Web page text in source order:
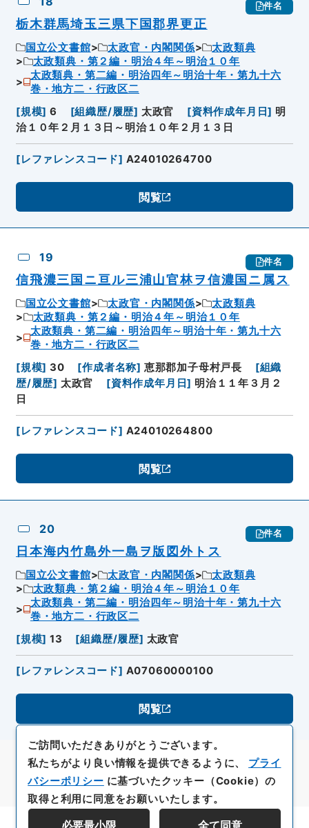
件名
栃木群馬埼玉三県下国郡界更正
国立公文書館 太政官・内閣関係
太政類典
太政類典・第２編・明治４年～明治１０年
太政類典・第二編・明治四年～明治十年・第九十六
巻・地方二・行政区二
[規模] 6 [組織歴/履歴] 太政官 [資料作成年月日] 明
治１０年２月１３日～明治１０年２月１３日
[レファレンスコード] A24010264700
閲覧
19 件名
信飛濃三国ニ亘ル三浦山官林ヲ信濃国ニ属ス
国立公文書館 太政官・内閣関係
太政類典
太政類典・第２編・明治４年～明治１０年
太政類典・第二編・明治四年～明治十年・第九十六
巻・地方二・行政区二
[規模] 30 [作成者名称] 恵那郡加子母村戸長 [組織
歴/履歴] 太政官 [資料作成年月日] 明治１１年３月２
日
[レファレンスコード] A24010264800
閲覧
20 件名
日本海内竹島外一島ヲ版図外トス
国立公文書館 太政官・内閣関係
太政類典
太政類典・第２編・明治４年～明治１０年
太政類典・第二編・明治四年～明治十年・第九十六
巻・地方二・行政区二
[規模] 13 [組織歴/履歴] 太政官
[レファレンスコード] A07060000100
閲覧
ご訪問いただきありがとうございます。
私たちがより良い情報を提供できるように、 プライ
バシーポリシー に基づいたクッキー（Cookie）の
取得と利用に同意をお願いいたします。
必要最小限 全て同意